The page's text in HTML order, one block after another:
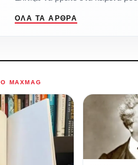
ΌΛΑ ΤΑ ΆΡΘΡΑ
MAXMAG